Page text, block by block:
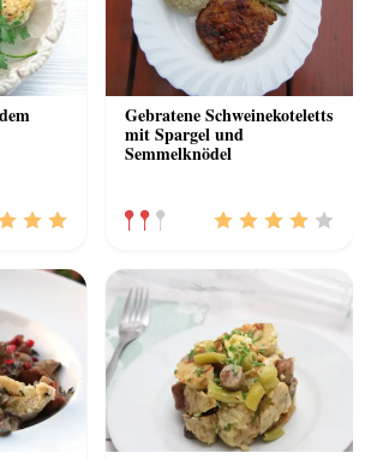
Gebratene Schweinekoteletts
mit Spargel und
Semmelknödel